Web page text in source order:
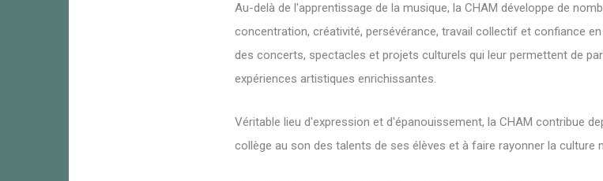
Au-delà de l'apprentissage de la musique, la CHAM développe de
concentration, créativité, persévérance, travail collectif et confiance
des concerts, spectacles et projets culturels qui leur permettent de
expériences artistiques enrichissantes.
Véritable lieu d'expression et d'épanouissement, la CHAM contribue
collège au son des talents de ses élèves et à faire rayonner la culture